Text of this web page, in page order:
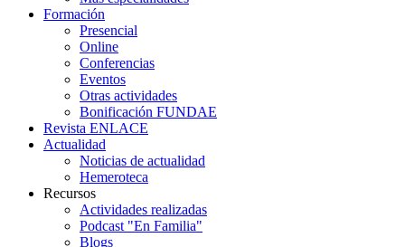
Formación
Presencial
Online
Conferencias
Eventos
Otras actividades
Bonificación FUNDAE
Revista ENLACE
Actualidad
Noticias de actualidad
Hemeroteca
Recursos
Actividades realizadas
Podcast "En Familia"
Blogs